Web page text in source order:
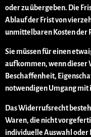
oder zu übergeben. Die
Ablauf der Frist von
unmittelbaren Kosten der
Sie müssen für einen
aufkommen, wenn dieser
Beschaffenheit,
notwendigen Umgang
Das Widerrufsrecht
Waren, die nicht
individuelle Auswahl oder